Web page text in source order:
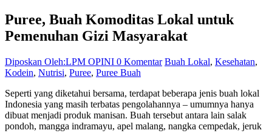
Puree, Buah Komoditas Lokal untuk
Pemenuhan Gizi Masyarakat
Diposkan Oleh:LPM OPINI 0 Komentar Buah Lokal, Kesehatan,
Kodein, Nutrisi, Puree, Puree Buah
Seperti yang diketahui bersama, terdapat beberapa jenis buah lokal
Indonesia yang masih terbatas pengolahannya – umumnya hanya
dibuat menjadi produk manisan. Buah tersebut antara lain salak
pondoh, mangga indramayu, apel malang, nangka cempedak, jeruk